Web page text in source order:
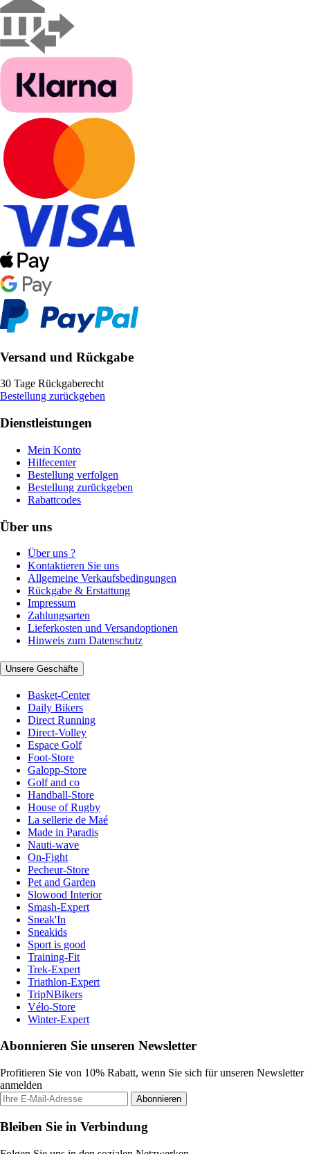
Versand und Rückgabe
30 Tage Rückgaberecht
Bestellung zurückgeben
Dienstleistungen
Mein Konto
Hilfecenter
Bestellung verfolgen
Bestellung zurückgeben
Rabattcodes
Über uns
Über uns ?
Kontaktieren Sie uns
Allgemeine Verkaufsbedingungen
Rückgabe & Erstattung
Impressum
Zahlungsarten
Lieferkosten und Versandoptionen
Hinweis zum Datenschutz
Unsere Geschäfte
Basket-Center
Daily Bikers
Direct Running
Direct-Volley
Espace Golf
Foot-Store
Galopp-Store
Golf and co
Handball-Store
House of Rugby
La sellerie de Maé
Made in Paradis
Nauti-wave
On-Fight
Pecheur-Store
Pet and Garden
Slowood Interior
Smash-Expert
Sneak'In
Sneakids
Sport is good
Training-Fit
Trek-Expert
Triathlon-Expert
TripNBikers
Vélo-Store
Winter-Expert
Abonnieren Sie unseren Newsletter
Profitieren Sie von 10% Rabatt, wenn Sie sich für unseren Newsletter
anmelden
Abonnieren
Bleiben Sie in Verbindung